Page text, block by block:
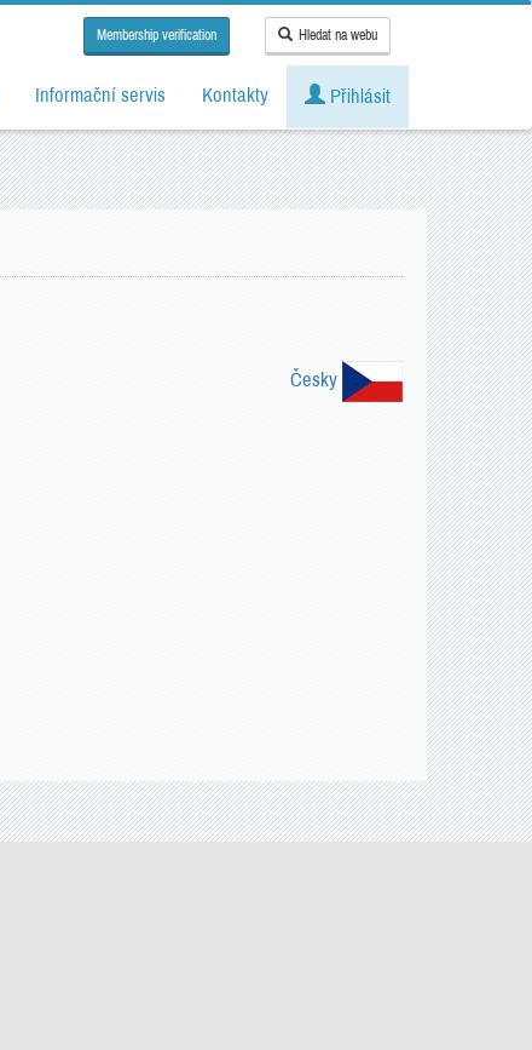
Membership verification Hledat na webu
Informační servis Kontakty Přihlásit
Česky